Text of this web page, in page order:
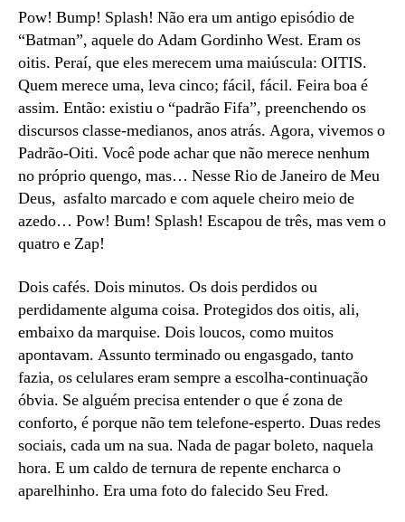
#16
—
Legenda
Pow! Bump! Splash! Não era um antigo episódio de
“Batman”, aquele do Adam Gordinho West. Eram os
oitis. Peraí, que eles merecem uma maiúscula: OITIS.
Quem merece uma, leva cinco; fácil, fácil. Feira boa é
assim. Então: existiu o “padrão Fifa”, preenchendo os
discursos classe-medianos, anos atrás. Agora, vivemos o
Padrão-Oiti. Você pode achar que não merece nenhum
no próprio quengo, mas… Nesse Rio de Janeiro de Meu
Deus, asfalto marcado e com aquele cheiro meio de
azedo… Pow! Bum! Splash! Escapou de três, mas vem o
quatro e Zap!
Dois cafés. Dois minutos. Os dois perdidos ou
perdidamente alguma coisa. Protegidos dos oitis, ali,
embaixo da marquise. Dois loucos, como muitos
apontavam. Assunto terminado ou engasgado, tanto
fazia, os celulares eram sempre a escolha-continuação
óbvia. Se alguém precisa entender o que é zona de
conforto, é porque não tem telefone-esperto. Duas redes
sociais, cada um na sua. Nada de pagar boleto, naquela
hora. E um caldo de ternura de repente encharca o
aparelhinho. Era uma foto do falecido Seu Fred.